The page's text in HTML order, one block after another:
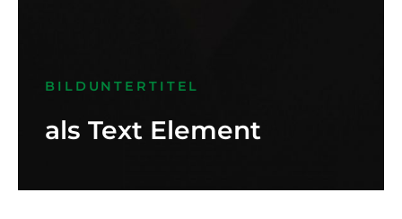
BILDUNTERTITEL
als Text Element